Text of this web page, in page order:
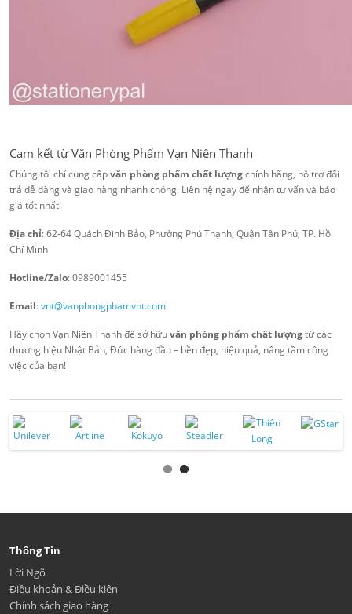
Cam kết từ Văn Phòng Phẩm Vạn Niên Thanh
Chúng tôi chỉ cung cấpvăn phòng phẩm chất lượngchính hãng, hỗ trợ đổi
trả dễ dàng và giao hàng nhanh chóng. Liên hệ ngay để nhận tư vấn và báo
giá tốt nhất!
Địa chỉ: 62-64 Quách Đình Bảo, Phường Phú Thạnh, Quận Tân Phú, TP. Hồ
Chí Minh
Hotline/Zalo: 0989001455
Email:vnt@vanphongphamvnt.com
Hãy chọn Vạn Niên Thanh để sở hữuvăn phòng phẩm chất lượngtừ các
thương hiệu Nhật Bản, Đức hàng đầu – bền đẹp, hiệu quả, nâng tầm công
việc của bạn!
Thông Tin
Lời Ngõ
Điều khoản & Điều kiện
Chính sách giao hàng